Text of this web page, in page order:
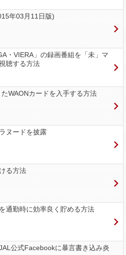
年03月11日版)
・VIERA」の録画番組を「未」マ
聴する方法
WAONカードを入手する方法
ヌードを披露
る方法
通勤時に効率良く貯める方法
公式Facebookに暴言書き込み炎